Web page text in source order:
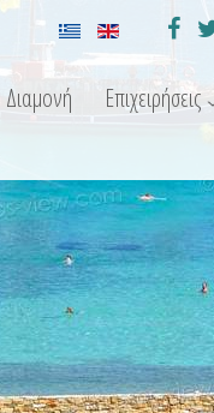
Διαμονή Επιχειρήσεις